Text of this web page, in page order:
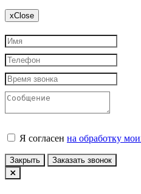
xClose
Я согласен на обработку
Закрыть Заказать звонок